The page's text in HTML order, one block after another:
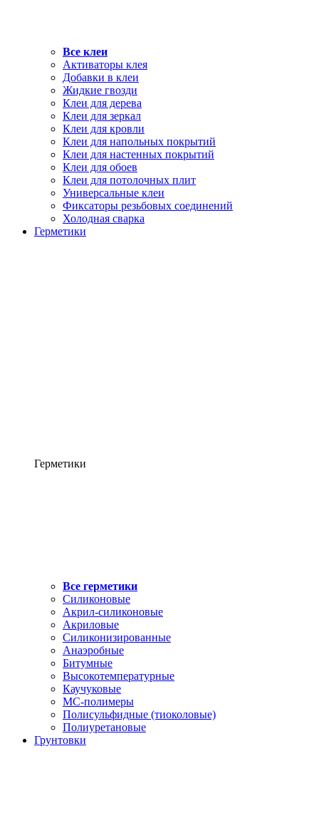
Все клеи
Активаторы клея
Добавки в клеи
Жидкие гвозди
Клеи для дерева
Клеи для зеркал
Клеи для кровли
Клеи для напольных покрытий
Клеи для настенных покрытий
Клеи для обоев
Клеи для потолочных плит
Универсальные клеи
Фиксаторы резьбовых соединений
Холодная сварка
Герметики
Герметики
Все герметики
Силиконовые
Акрил-силиконовые
Акриловые
Силиконизированные
Анаэробные
Битумные
Высокотемпературные
Каучуковые
МС-полимеры
Полисульфидные (тиоколовые)
Полиуретановые
Грунтовки